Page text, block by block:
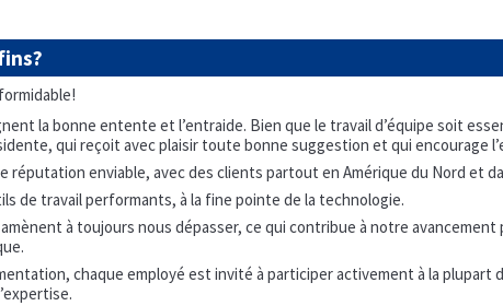
la bonne entente et l’entraide. Bien que le travail d’équipe soit
qui reçoit avec plaisir toute bonne suggestion et qui encourage
réputation enviable, avec des clients partout en Amérique du Nord et
de travail performants, à la fine pointe de la technologie.
à toujours nous dépasser, ce qui contribue à notre
chaque employé est invité à participer activement à la plupart